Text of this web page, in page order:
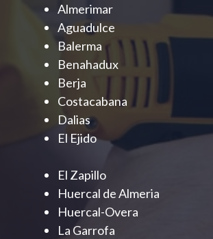
Almerimar
Aguadulce
Balerma
Benahadux
Berja
Costacabana
Dalias
El Ejido
El Zapillo
Huercal de Almeria
Huercal-Overa
La Garrofa